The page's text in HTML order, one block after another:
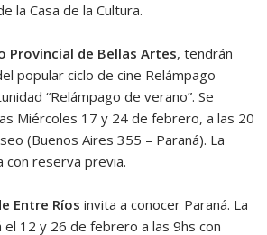
la Casa de la Cultura.
Provincial de Bellas Artes, tendrán
popular ciclo de cine Relámpago
“Relámpago de verano”. Se
Miércoles 17 y 24 de febrero, a las 20
(Buenos Aires 355 – Paraná). La
reserva previa.
Entre Ríos invita a conocer Paraná. La
el 12 y 26 de febrero a las 9hs con